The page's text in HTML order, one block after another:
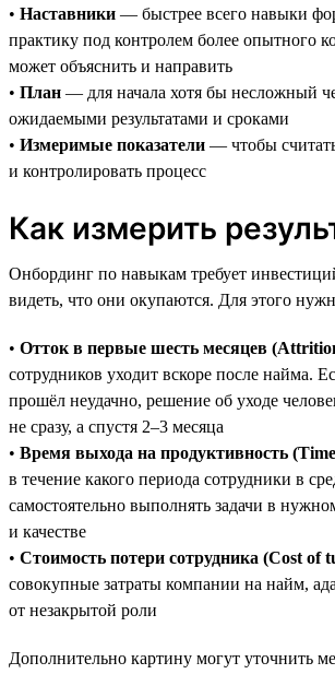
• Наставники — быстрее всего навыки
практику под контролем более опытного
может объяснить и направить
• План — для начала хотя бы несложный
ожидаемыми результатами и сроками
• Измеримые показатели — чтобы
и контролировать процесс
Как измерить
Онбординг по навыкам требует
видеть, что они окупаются. Для этого
• Отток в первые шесть месяцев
сотрудников уходит вскоре после найма.
прошёл неудачно, решение об уходе
не сразу, а спустя 2–3 месяца
• Время выхода на продуктивность
в течение какого периода сотрудники в
самостоятельно выполнять задачи в
и качестве
• Стоимость потери сотрудника (Cost of
совокупные затраты компании на найм,
от незакрытой роли
Дополнительно картину могут уточнить